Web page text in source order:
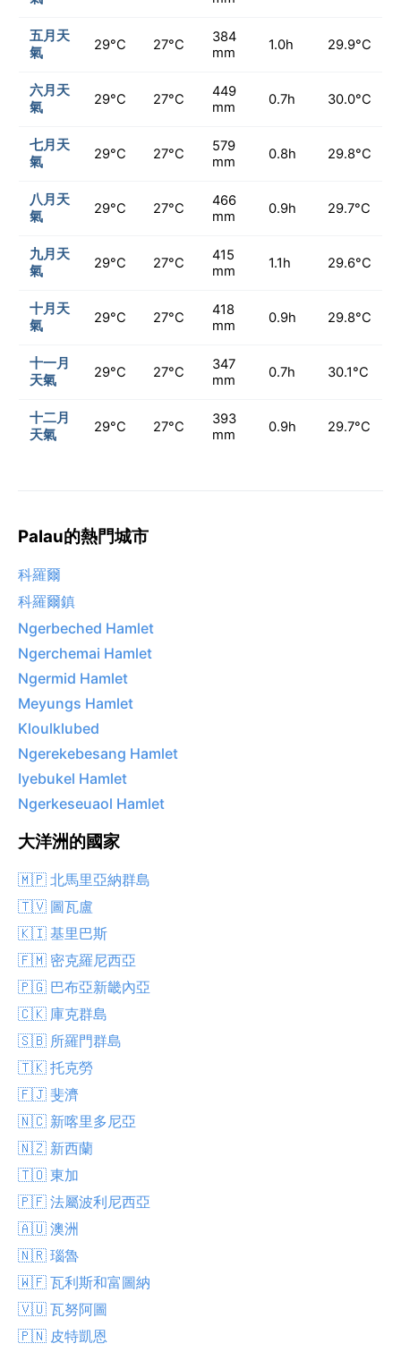
五月天
氣
29°C 27°C
384
mm
1.0h 29.9°C
六月天
氣
29°C 27°C
449
mm
0.7h 30.0°C
七月天
氣
29°C 27°C
579
mm
0.8h 29.8°C
八月天
氣
29°C 27°C
466
mm
0.9h 29.7°C
九月天
氣
29°C 27°C
415
mm
1.1h 29.6°C
十月天
氣
29°C 27°C
418
mm
0.9h 29.8°C
十一月
天氣
29°C 27°C
347
mm
0.7h 30.1°C
十二月
天氣
29°C 27°C
393
mm
0.9h 29.7°C
Palau的熱門城市
科羅爾
科羅爾鎮
Ngerbeched Hamlet
Ngerchemai Hamlet
Ngermid Hamlet
Meyungs Hamlet
Kloulklubed
Ngerekebesang Hamlet
Iyebukel Hamlet
Ngerkeseuaol Hamlet
大洋洲的國家
🇲🇵 北馬里亞納群島
🇹🇻 圖瓦盧
🇰🇮 基里巴斯
🇫🇲 密克羅尼西亞
🇵🇬 巴布亞新畿內亞
🇨🇰 庫克群島
🇸🇧 所羅門群島
🇹🇰 托克勞
🇫🇯 斐濟
🇳🇨 新喀里多尼亞
🇳🇿 新西蘭
🇹🇴 東加
🇵🇫 法屬波利尼西亞
🇦🇺 澳洲
🇳🇷 瑙魯
🇼🇫 瓦利斯和富圖納
🇻🇺 瓦努阿圖
🇵🇳 皮特凱恩